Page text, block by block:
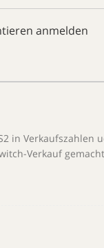
anmelden
in Verkaufszahlen
Verkauf